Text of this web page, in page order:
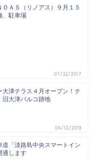
ＡＳ（リノアス）９月１５
、駐車場
07/22/2017
大津テラス４月オープン！テ
旧大津パルコ跡地
04/12/2018
道「淡路島中央スマートイン
通します